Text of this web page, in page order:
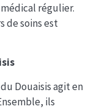
régulier.
de soins est
Douaisis agit en
ils